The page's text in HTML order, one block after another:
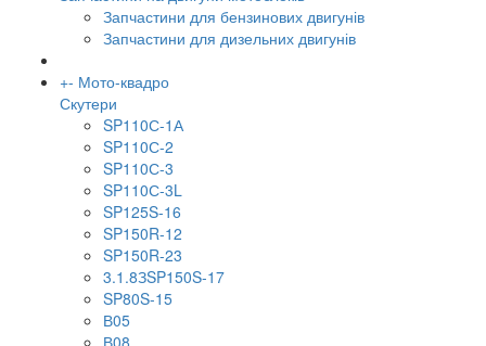
Запчастини для бензинових двигунів
Запчастини для дизельних двигунів
+- Мото-квадро
Скутери
SP110С-1А
SP110С-2
SP110С-3
SP110С-3L
SP125S-16
SP150R-12
SP150R-23
3.1.8ЗSP150S-17
SP80S-15
В05